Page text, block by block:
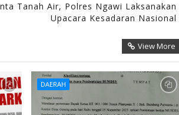
Tanah Air, Polres Ngawi Laksanakan
Upacara Kesadaran Nasional
View More
DAERAH